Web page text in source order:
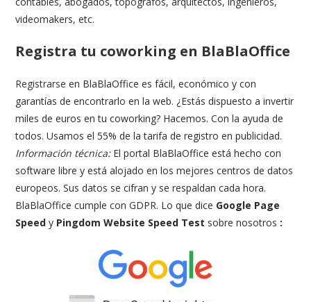
videomakers, etc.
Registra tu coworking en BlaBlaOffice
Registrarse en BlaBlaOffice es fácil, económico y con
garantías de encontrarlo en la web. ¿Estás dispuesto a invertir
miles de euros en tu coworking? Hacemos. Con la ayuda de
todos. Usamos el 55% de la tarifa de registro en publicidad.
Información técnica:El portal BlaBlaOffice está hecho con
software libre y está alojado en los mejores centros de datos
europeos. Sus datos se cifran y se respaldan cada hora.
BlaBlaOffice cumple con GDPR. Lo que dice Google Page
Speed y Pingdom Website Speed ​​Test sobre nosotros :